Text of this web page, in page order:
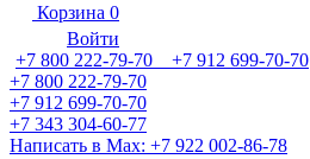
Корзина 0
Войти
+7 800 222-79-70 +7 912 699-70-70
+7 800 222-79-70
+7 912 699-70-70
+7 343 304-60-77
Написать в Max: +7 922 002-86-78